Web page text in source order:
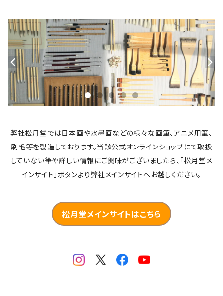
弊社松月堂では日本画や水墨画などの様々な画筆、アニメ用筆、
刷毛等を製造しております。当該公式オンラインショップにて取扱
していない筆や詳しい情報にご興味がございましたら、「松月堂メ
インサイト」ボタンより弊社メインサイトへお越しください。
松月堂メインサイトはこちら